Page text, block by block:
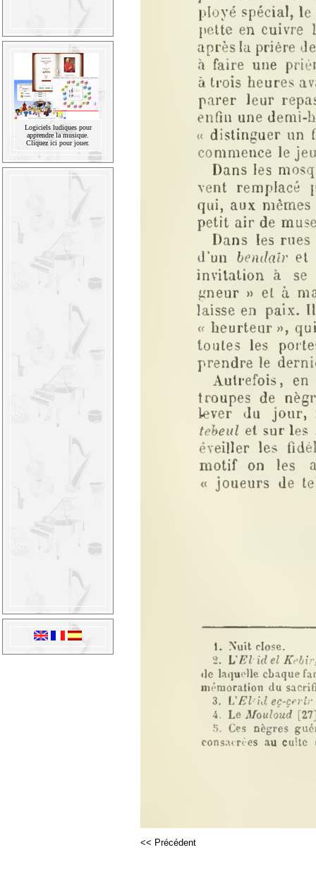
Logiciels ludiques pour
apprendre la musique.
Cliquez ici pour jouer.
<< Précédent